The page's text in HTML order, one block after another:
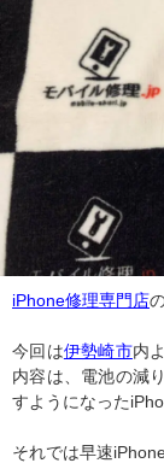
iPhone修理専門店
今回は伊勢崎市内
内容は、電池の減
すようになった
それでは早速